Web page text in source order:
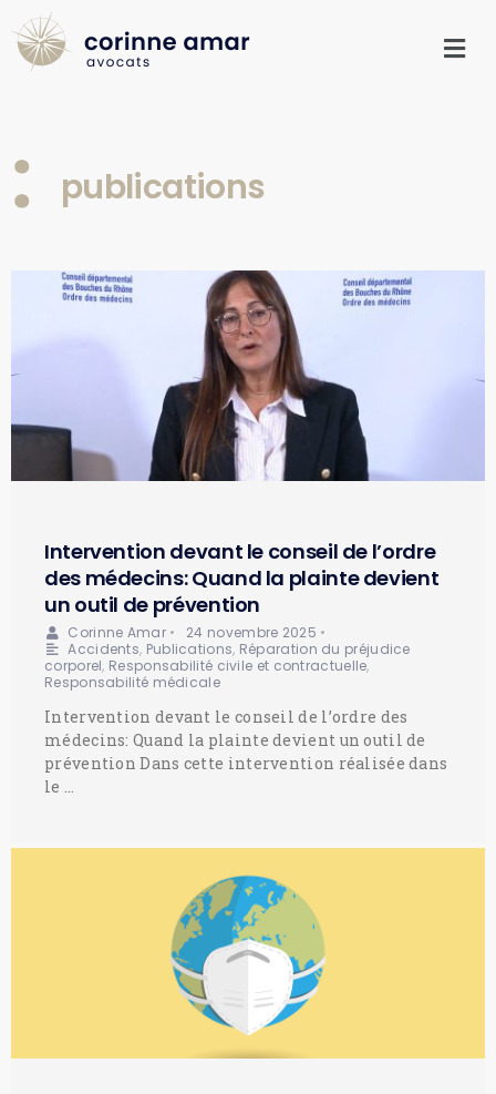
publications
Intervention devant le conseil de l’ordre
des médecins: Quand la plainte devient
un outil de prévention
Corinne Amar • 24 novembre 2025 •
Accidents, Publications, Réparation du préjudice
corporel, Responsabilité civile et contractuelle,
Responsabilité médicale
Intervention devant le conseil de l’ordre des
médecins: Quand la plainte devient un outil de
prévention Dans cette intervention réalisée dans
le …